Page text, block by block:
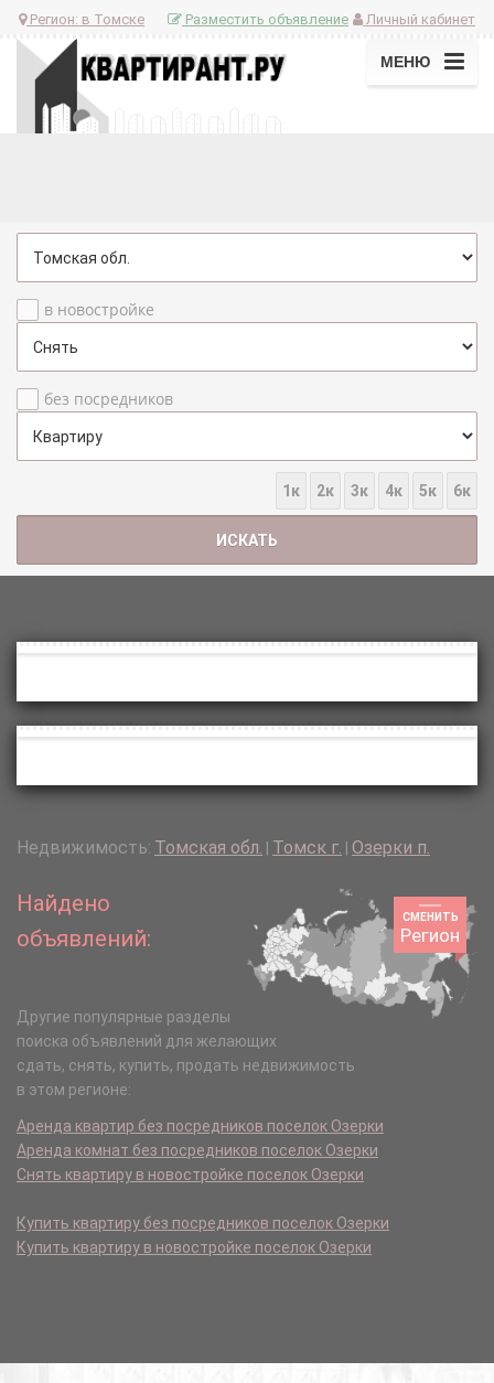
Регион: в Томске Личный кабинет
Разместить объявление
МЕНЮ
в новостройке
без посредников
1к 2к 3к 4к 5к 6к
Недвижимость: Томская обл. Томск г. Озерки п.
СМЕНИТЬ
Регион
Найдено
объявлений:
Другие популярные разделы
поиска объявлений для желающих
сдать, снять, купить, продать недвижимость
в этом регионе:
Аренда квартир без посредников поселок Озерки
Аренда комнат без посредников поселок Озерки
Снять квартиру в новостройке поселок Озерки
Купить квартиру без посредников поселок Озерки
Купить квартиру в новостройке поселок Озерки